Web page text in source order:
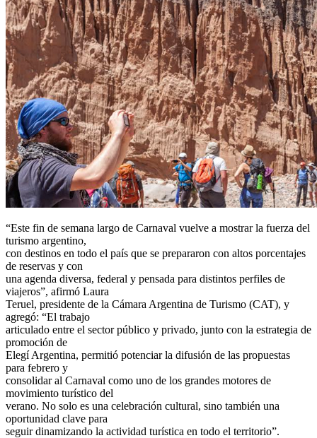
“Este fin de semana largo de Carnaval vuelve a mostrar la fuerza del
turismo argentino,
con destinos en todo el país que se prepararon con altos porcentajes
de reservas y con
una agenda diversa, federal y pensada para distintos perfiles de
viajeros”, afirmó Laura
Teruel, presidente de la Cámara Argentina de Turismo (CAT), y
agregó: “El trabajo
articulado entre el sector público y privado, junto con la estrategia de
promoción de
Elegí Argentina, permitió potenciar la difusión de las propuestas
para febrero y
consolidar al Carnaval como uno de los grandes motores de
movimiento turístico del
verano. No solo es una celebración cultural, sino también una
oportunidad clave para
seguir dinamizando la actividad turística en todo el territorio”.